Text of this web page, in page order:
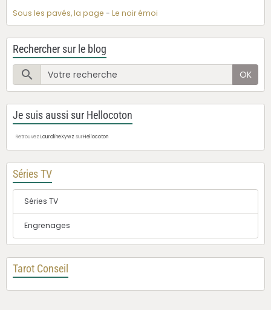
Sous les pavés, la page - Le noir émoi
Rechercher sur le blog
OK
Je suis aussi sur Hellocoton
Retrouvez LauralineXywz surHellocoton
Séries TV
Séries TV
Engrenages
Tarot Conseil